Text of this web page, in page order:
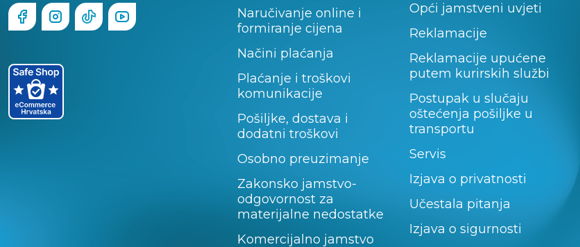
Naručivanje online i
formiranje cijena
Načini plaćanja
Plaćanje i troškovi
komunikacije
Pošiljke, dostava i
dodatni troškovi
Osobno preuzimanje
Zakonsko jamstvo-
odgovornost za
materijalne nedostatke
Komercijalno jamstvo
Opći jamstveni uvjeti
Reklamacije
Reklamacije upućene
putem kurirskih službi
Postupak u slučaju
oštećenja pošiljke u
transportu
Servis
Izjava o privatnosti
Učestala pitanja
Izjava o sigurnosti